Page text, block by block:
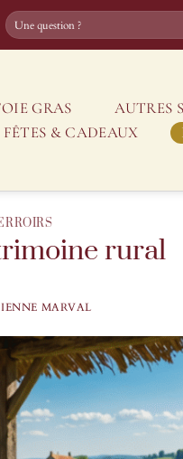
GRAS AUTRES
FÊTES & CADEAUX
rural
MARVAL